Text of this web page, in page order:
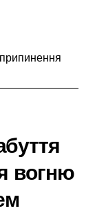
вогню